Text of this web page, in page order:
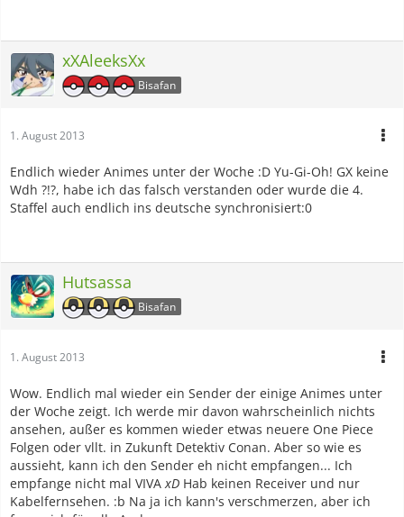
xXAleeksXx
Bisafan
1. August 2013
Endlich wieder Animes unter der Woche :D Yu-Gi-Oh! GX keine
Wdh ?!?, habe ich das falsch verstanden oder wurde die 4.
Staffel auch endlich ins deutsche synchronisiert:0
Hutsassa
Bisafan
1. August 2013
Wow. Endlich mal wieder ein Sender der einige Animes unter
der Woche zeigt. Ich werde mir davon wahrscheinlich nichts
ansehen, außer es kommen wieder etwas neuere One Piece
Folgen oder vllt. in Zukunft Detektiv Conan. Aber so wie es
aussieht, kann ich den Sender eh nicht empfangen... Ich
empfange nicht mal VIVAxD Hab keinen Receiver und nur
Kabelfernsehen. :b Na ja ich kann's verschmerzen, aber ich